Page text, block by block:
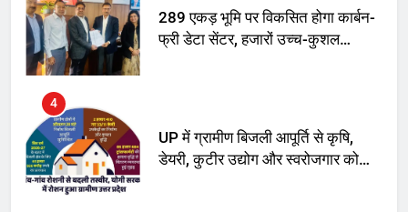
289 एकड़ भूमि पर विकसित होगा कार्बन-
फ्री डेटा सेंटर, हजारों उच्च-कुशल
4
UP में ग्रामीण बिजली आपूर्ति से कृषि,
डेयरी, कुटीर उद्योग और स्वरोजगार को